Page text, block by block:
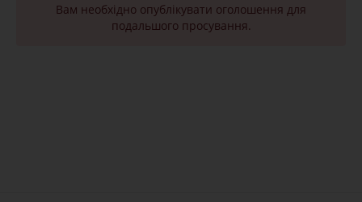
Вам необхідно опублікувати оголошення для
подальшого просування.